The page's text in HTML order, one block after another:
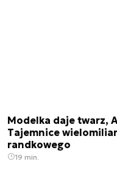
Modelka daje twarz,
Tajemnice
randkowego
19 min.